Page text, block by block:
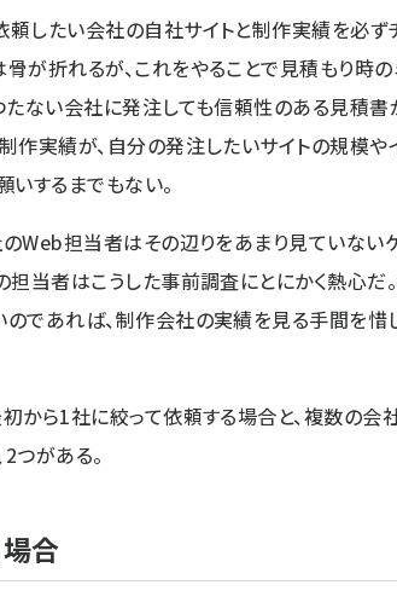
したい会社の自社サイトと制作実績を必ずチ
が折れるが、これをやることで見積もり時の
たない会社に発注しても信頼性のある見積書
作実績が、自分の発注したいサイトの規模や
いするまでもない。
Web担当者はその辺りをあまり見ていない
担当者はこうした事前調査にとにかく熱心だ
であれば、制作会社の実績を見る手間を惜
から1社に絞って依頼する場合と、複数の会
2つがある。
合